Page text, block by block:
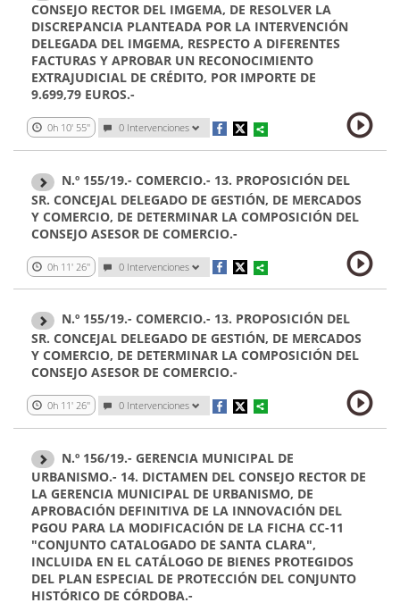
CONSEJO RECTOR DEL IMGEMA, DE RESOLVER LA
DISCREPANCIA PLANTEADA POR LA INTERVENCIÓN
DELEGADA DEL IMGEMA, RESPECTO A DIFERENTES
FACTURAS Y APROBAR UN RECONOCIMIENTO
EXTRAJUDICIAL DE CRÉDITO, POR IMPORTE DE
9.699,79 EUROS.-
0h 10' 55'' 0 Intervenciones
N.º 155/19.- COMERCIO.- 13. PROPOSICIÓN DEL
SR. CONCEJAL DELEGADO DE GESTIÓN, DE MERCADOS
Y COMERCIO, DE DETERMINAR LA COMPOSICIÓN DEL
CONSEJO ASESOR DE COMERCIO.-
0h 11' 26'' 0 Intervenciones
N.º 155/19.- COMERCIO.- 13. PROPOSICIÓN DEL
SR. CONCEJAL DELEGADO DE GESTIÓN, DE MERCADOS
Y COMERCIO, DE DETERMINAR LA COMPOSICIÓN DEL
CONSEJO ASESOR DE COMERCIO.-
0h 11' 26'' 0 Intervenciones
N.º 156/19.- GERENCIA MUNICIPAL DE
URBANISMO.- 14. DICTAMEN DEL CONSEJO RECTOR DE
LA GERENCIA MUNICIPAL DE URBANISMO, DE
APROBACIÓN DEFINITIVA DE LA INNOVACIÓN DEL
PGOU PARA LA MODIFICACIÓN DE LA FICHA CC-11
"CONJUNTO CATALOGADO DE SANTA CLARA",
INCLUIDA EN EL CATÁLOGO DE BIENES PROTEGIDOS
DEL PLAN ESPECIAL DE PROTECCIÓN DEL CONJUNTO
HISTÓRICO DE CÓRDOBA.-